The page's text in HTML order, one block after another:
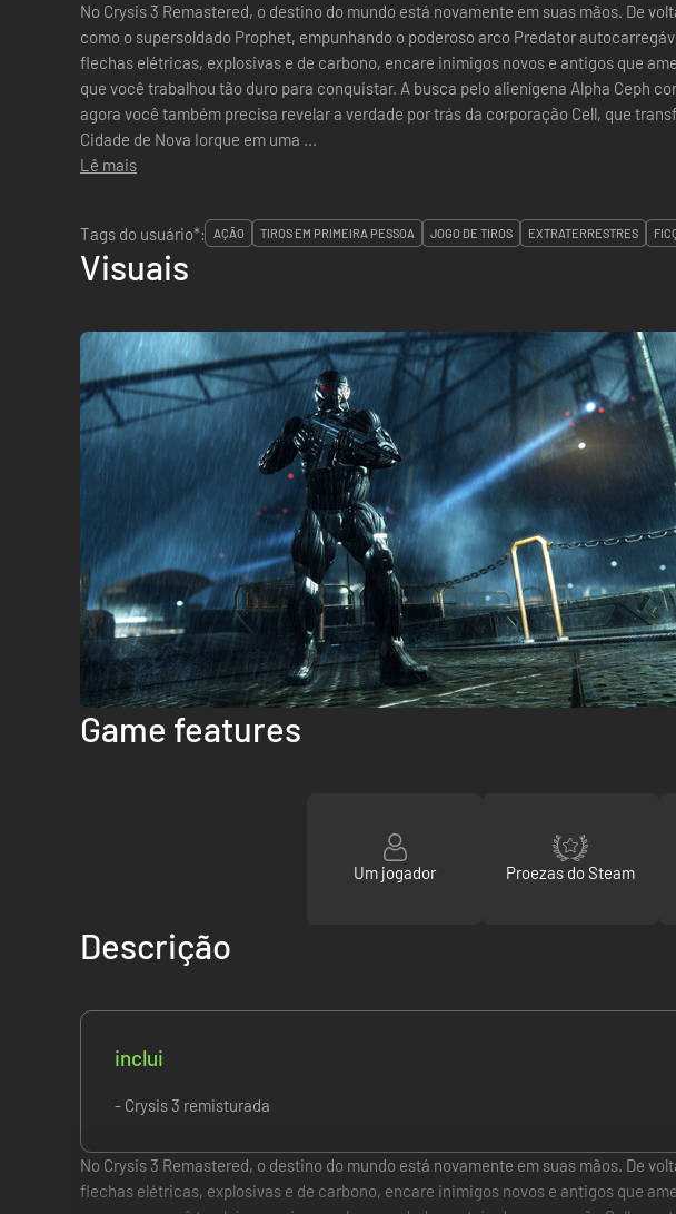
No Crysis 3 Remastered, o destino do mundo está novamente em suas mãos. De
como o supersoldado Prophet, empunhando o poderoso arco Predator
flechas elétricas, explosivas e de carbono, encare inimigos novos e antigos que
que você trabalhou tão duro para conquistar. A busca pelo alienígena Alpha Ceph
agora você também precisa revelar a verdade por trás da corporação Cell, que
Cidade de Nova Iorque em uma ...
Lê mais
Tags do usuário*:
AÇÃO TIROS EM PRIMEIRA PESSOA JOGO DE TIROS EXTRATERRESTRES
Visuais
Game features
Um jogador Proezas do Steam
Descrição
inclui
- Crysis 3 remisturada
No Crysis 3 Remastered, o destino do mundo está novamente em suas mãos. De
flechas elétricas, explosivas e de carbono, encare inimigos novos e antigos que